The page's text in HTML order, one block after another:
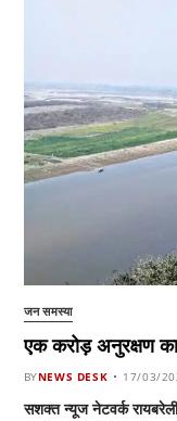
जन समस्या
एक करोड़ अनुरक्षण
BYNEWS DESK 17/03/
सशक्त न्यूज नेटवर्क